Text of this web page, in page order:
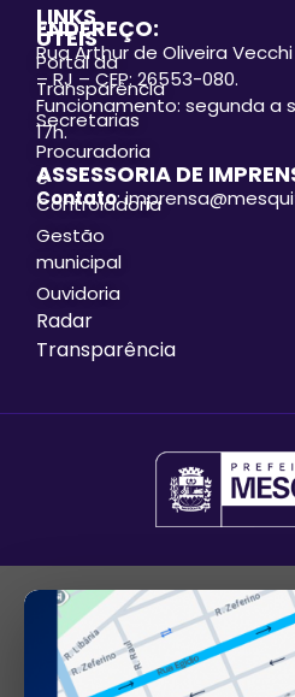
LINKS
ÚTEIS
Portal da
Transparência
Secretarias
Procuradoria
e
Controladoria
Gestão
municipal
Ouvidoria
Radar
Transparência
ENDEREÇO:
Rua Arthur de Oliveira
– RJ – CEP: 26553-080.
Funcionamento: segunda a
17h.
ASSESSORIA DE
Contato: